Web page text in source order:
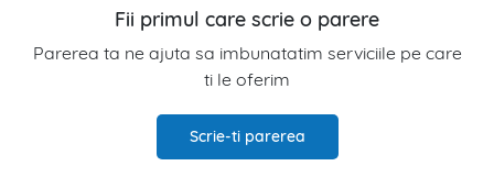
Fii primul care scrie o parere
Parerea ta ne ajuta sa imbunatatim serviciile pe care
ti le oferim
Scrie-ti parerea